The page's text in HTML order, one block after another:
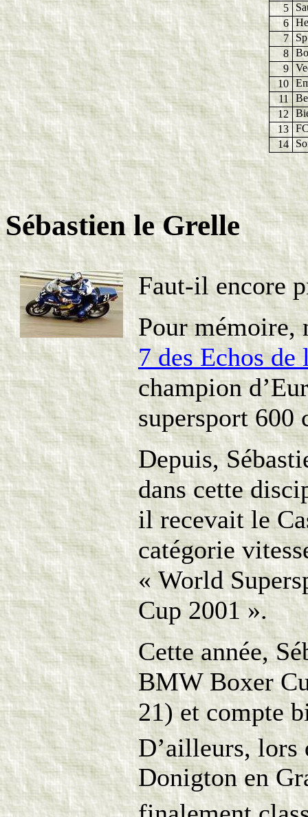
5
6
7
8
9
10
11
12
13
14
Sébastien le Grelle
Faut-il encore
Pour mémoire,
7 des Echos de
champion
supersport 600
Depuis,
dans cette
il recevait le
catégorie
« World
Cup 2001 ».
Cette année,
BMW Boxer
21) et compte
D’ailleurs, lors
Donigton en